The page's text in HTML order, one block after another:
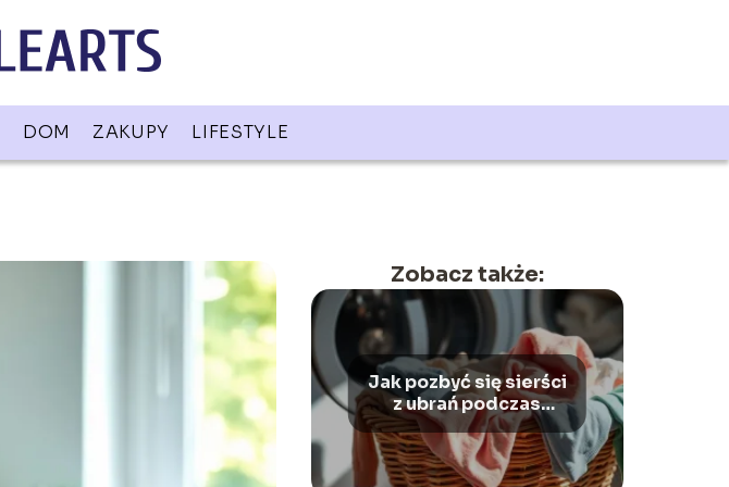
DOM ZAKUPY LIFESTYLE
Zobacz także:
Jak pozbyć się sierści
z ubrań podczas
prania? Sprawdzone
sposoby!